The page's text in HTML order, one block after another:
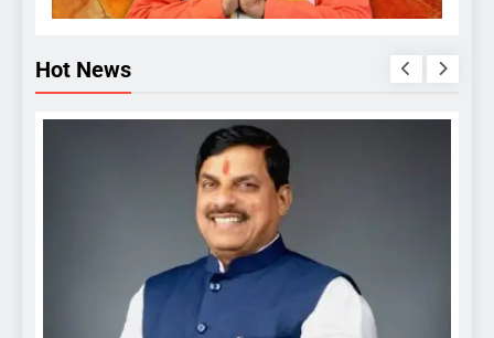
Hot News